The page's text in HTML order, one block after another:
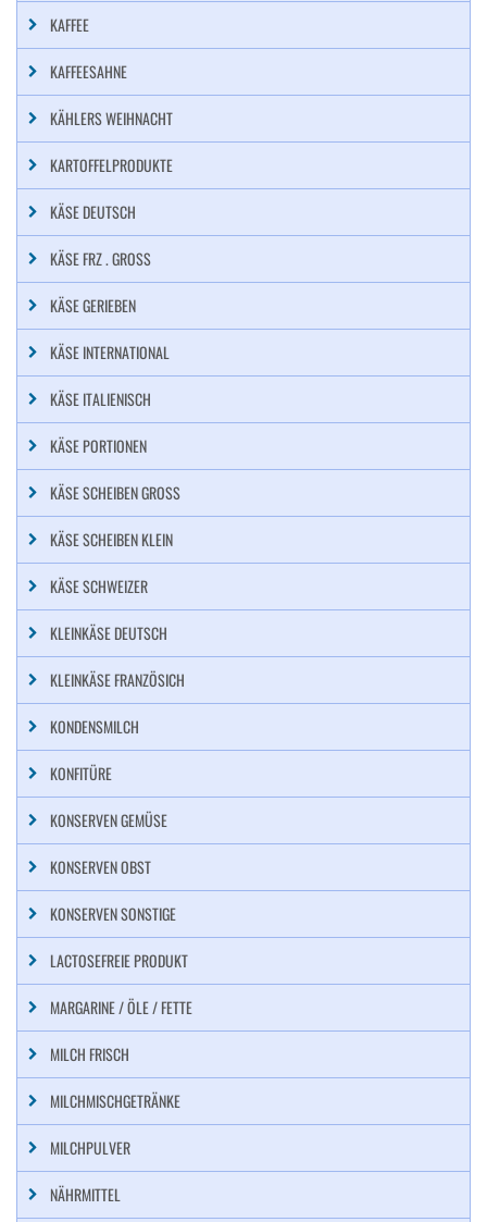
KAFFEE
KAFFEESAHNE
KÄHLERS WEIHNACHT
KARTOFFELPRODUKTE
KÄSE DEUTSCH
KÄSE FRZ . GROSS
KÄSE GERIEBEN
KÄSE INTERNATIONAL
KÄSE ITALIENISCH
KÄSE PORTIONEN
KÄSE SCHEIBEN GROSS
KÄSE SCHEIBEN KLEIN
KÄSE SCHWEIZER
KLEINKÄSE DEUTSCH
KLEINKÄSE FRANZÖSICH
KONDENSMILCH
KONFITÜRE
KONSERVEN GEMÜSE
KONSERVEN OBST
KONSERVEN SONSTIGE
LACTOSEFREIE PRODUKT
MARGARINE / ÖLE / FETTE
MILCH FRISCH
MILCHMISCHGETRÄNKE
MILCHPULVER
NÄHRMITTEL